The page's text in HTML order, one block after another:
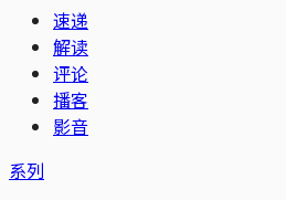
速递
解读
评论
播客
影音
系列